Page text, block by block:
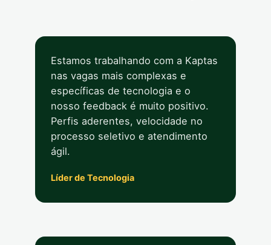
Estamos trabalhando com a Kaptas
nas vagas mais complexas e
específicas de tecnologia e o
nosso feedback é muito positivo.
Perfis aderentes, velocidade no
processo seletivo e atendimento
ágil.
Líder de Tecnologia